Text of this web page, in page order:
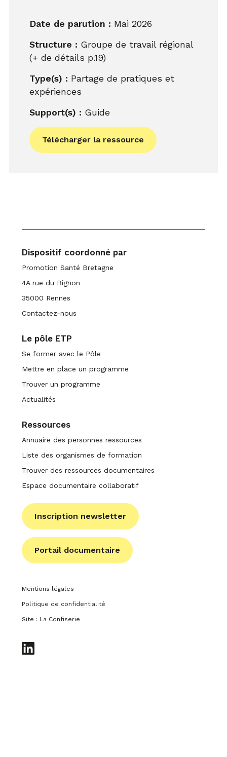
Date de parution : Mai 2026
Structure : Groupe de travail régional
(+ de détails p.19)
Type(s) : Partage de pratiques et
expériences
Support(s) : Guide
Télécharger la ressource
Dispositif coordonné par
Promotion Santé Bretagne
4A rue du Bignon
35000 Rennes
Contactez-nous
Le pôle ETP
Se former avec le Pôle
Mettre en place un programme
Trouver un programme
Actualités
Ressources
Annuaire des personnes ressources
Liste des organismes de formation
Trouver des ressources documentaires
Espace documentaire collaboratif
Inscription newsletter
Portail documentaire
Mentions légales
Politique de confidentialité
Site : La Confiserie